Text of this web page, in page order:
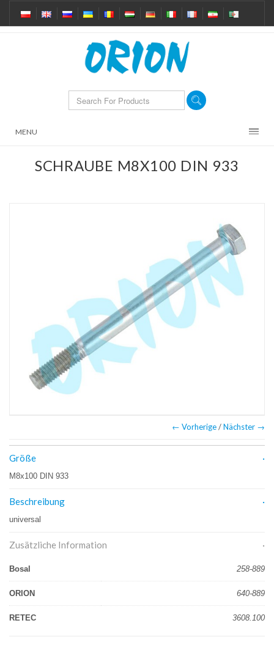
MENU
SCHRAUBE M8X100 DIN 933
← Vorherige/Nächster →
Größe
M8x100 DIN 933
Beschreibung
universal
Zusätzliche Information
Bosal 258-889
ORION 640-889
RETEC 3608.100